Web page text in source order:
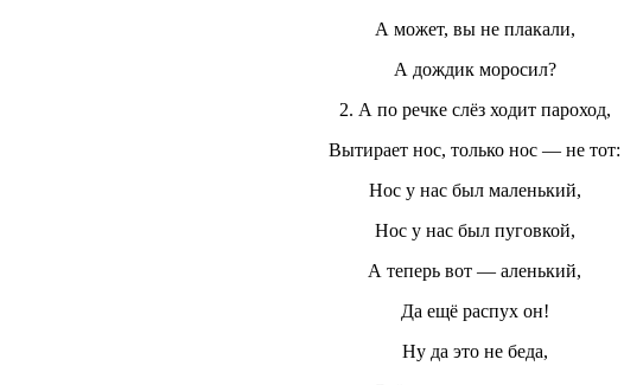
А может, вы не плакали,
А дождик моросил?
2. А по речке слёз ходит пароход,
Вытирает нос, только нос — не тот:
Нос у нас был маленький,
Нос у нас был пуговкой,
А теперь вот — аленький,
Да ещё распух он!
Ну да это не беда,